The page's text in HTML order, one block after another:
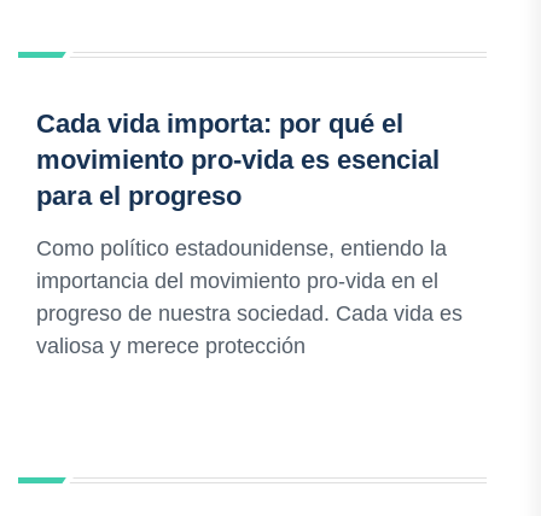
Cada vida importa: por qué el
movimiento pro-vida es esencial
para el progreso
Como político estadounidense, entiendo la
importancia del movimiento pro-vida en el
progreso de nuestra sociedad. Cada vida es
valiosa y merece protección